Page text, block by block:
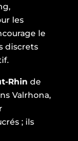
les
le
discrets
Rhin de
Valrhona,
; ils